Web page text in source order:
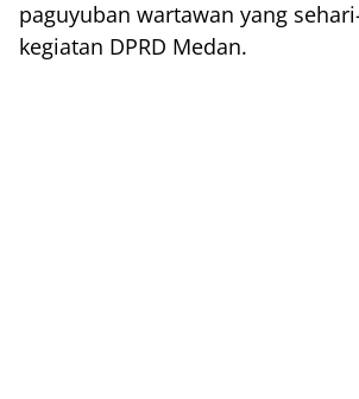
paguyuban wartawan yang
kegiatan DPRD Medan.